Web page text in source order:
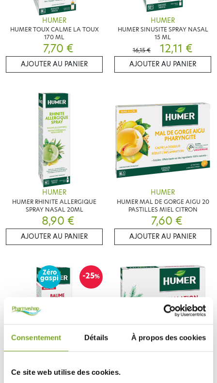
Consentement Détails À propos des cookies
Ce site web utilise des cookies.
HUMER
HUMER TOUX CALME LA TOUX
170 ML
7,70 €
AJOUTER AU PANIER
HUMER
HUMER SINUSITE SPRAY NASAL
15 ML
16,15 €
12,11 €
AJOUTER AU PANIER
HUMER
HUMER RHINITE ALLERGIQUE
SPRAY NASAL 20ML
8,90 €
AJOUTER AU PANIER
HUMER
HUMER MAL DE GORGE AIGU 20
PASTILLES MIEL CITRON
7,60 €
AJOUTER AU PANIER
-25%
Zéro
gaspi
HUMER BAUME PECTORAL 30ML